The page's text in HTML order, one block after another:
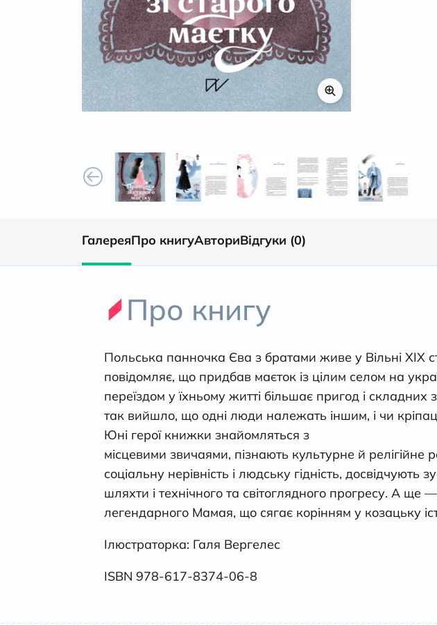
ГалереяПро книгуАвториВідгуки (0)
Про книгу
Польська панночка Єва з братами живе у Вільні ХІХ
повідомляє, що придбав маєток із цілим селом на
переїздом у їхньому житті більшає пригод і
так вийшло, що одні люди належать іншим, і чи
Юні герої книжки знайомляться з
місцевими звичаями, пізнають культурне й релігійне
соціальну нерівність і людську гідність, досвідчують
шляхти і технічного та світоглядного прогресу. А
легендарного Мамая, що сягає корінням у козацьку
Ілюстраторка: Галя Вергелес
ISBN 978-617-8374-06-8